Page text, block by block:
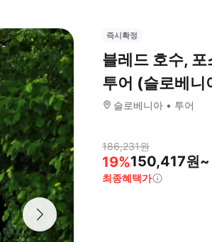
즉시확정
블레드 호수,
투어 (슬로베니
슬로베니아 투어
186,231원
19%150,417원~
최종혜택가